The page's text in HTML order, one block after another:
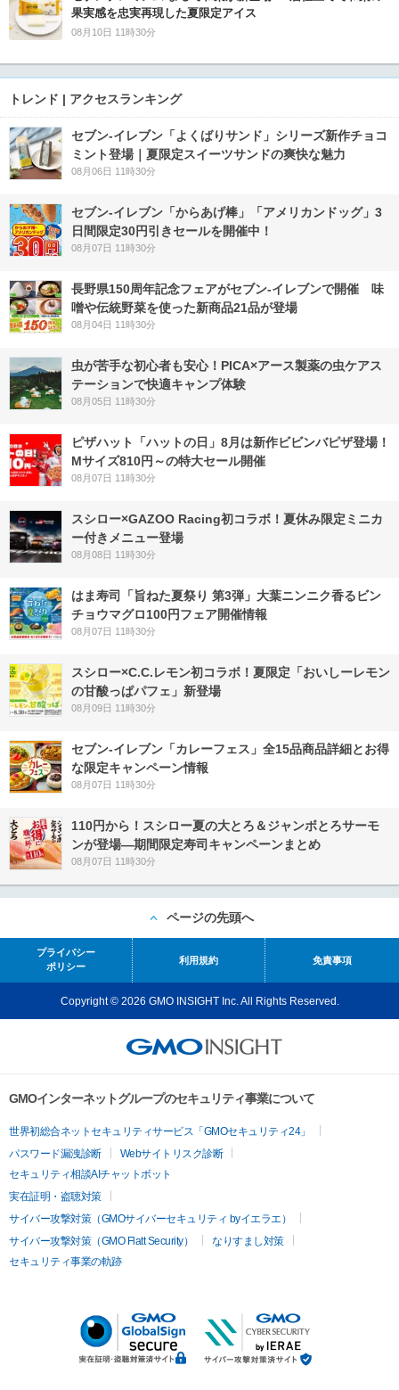
果実感を忠実再現した夏限定アイス
08月10日 11時30分
トレンド | アクセスランキング
セブン‐イレブン「よくばりサンド」シリーズ新作チョコ
ミント登場｜夏限定スイーツサンドの爽快な魅力
08月06日 11時30分
セブン‐イレブン「からあげ棒」「アメリカンドッグ」3
日間限定30円引きセールを開催中！
08月07日 11時30分
長野県150周年記念フェアがセブン-イレブンで開催 味
噌や伝統野菜を使った新商品21品が登場
08月04日 11時30分
虫が苦手な初心者も安心！PICA×アース製薬の虫ケアス
テーションで快適キャンプ体験
08月05日 11時30分
ピザハット「ハットの日」8月は新作ビビンバピザ登場！
Mサイズ810円～の特大セール開催
08月07日 11時30分
スシロー×GAZOO Racing初コラボ！夏休み限定ミニカ
ー付きメニュー登場
08月08日 11時30分
はま寿司「旨ねた夏祭り 第3弾」大葉ニンニク香るビン
チョウマグロ100円フェア開催情報
08月07日 11時30分
スシロー×C.C.レモン初コラボ！夏限定「おいしーレモン
の甘酸っぱパフェ」新登場
08月09日 11時30分
セブン‐イレブン「カレーフェス」全15品商品詳細とお得
な限定キャンペーン情報
08月07日 11時30分
110円から！スシロー夏の大とろ＆ジャンボとろサーモ
ンが登場―期間限定寿司キャンペーンまとめ
08月07日 11時30分
ページの先頭へ
プライバシー
ポリシー
利用規約 免責事項
Copyright © 2026 GMO INSIGHT Inc. All Rights Reserved.
GMOインターネットグループのセキュリティ事業について
世界初総合ネットセキュリティサービス「GMOセキュリティ24」
パスワード漏洩診断
Webサイトリスク診断
セキュリティ相談AIチャットボット
実在証明・盗聴対策
サイバー攻撃対策（GMOサイバーセキュリティ byイエラエ）
サイバー攻撃対策（GMO Flatt Security）
なりすまし対策
セキュリティ事業の軌跡